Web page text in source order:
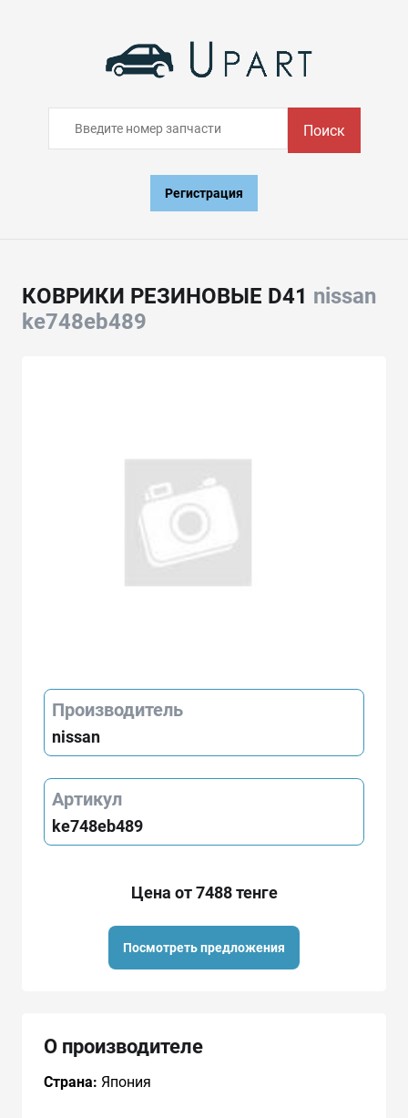
Поиск
Регистрация
КОВРИКИ РЕЗИНОВЫЕ D41 nissan
ke748eb489
Производитель
nissan
Артикул
ke748eb489
Цена от 7488 тенге
Посмотреть предложения
О производителе
Страна: Япония